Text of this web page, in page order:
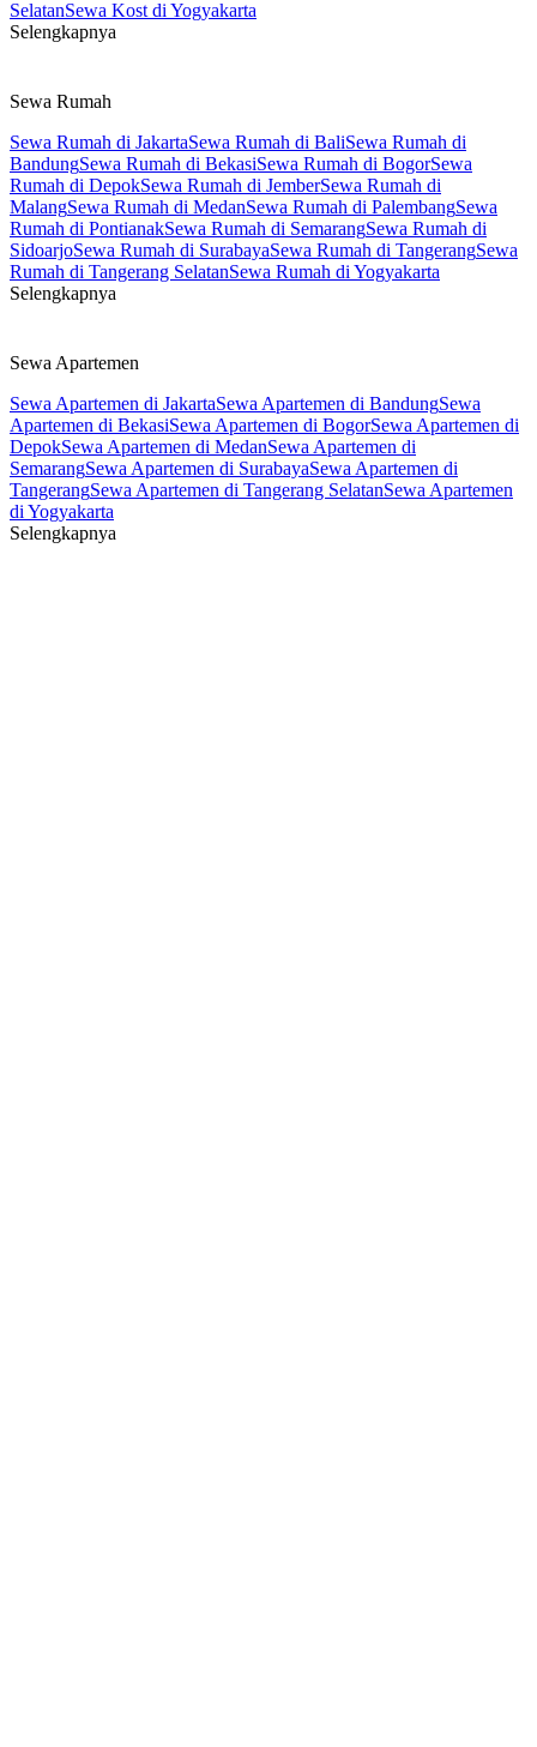
SelatanSewa Kost di Yogyakarta
Selengkapnya
Sewa Rumah
Sewa Rumah di JakartaSewa Rumah di BaliSewa Rumah di
BandungSewa Rumah di BekasiSewa Rumah di BogorSewa
Rumah di DepokSewa Rumah di JemberSewa Rumah di
MalangSewa Rumah di MedanSewa Rumah di PalembangSewa
Rumah di PontianakSewa Rumah di SemarangSewa Rumah di
SidoarjoSewa Rumah di SurabayaSewa Rumah di TangerangSewa
Rumah di Tangerang SelatanSewa Rumah di Yogyakarta
Selengkapnya
Sewa Apartemen
Sewa Apartemen di JakartaSewa Apartemen di BandungSewa
Apartemen di BekasiSewa Apartemen di BogorSewa Apartemen di
DepokSewa Apartemen di MedanSewa Apartemen di
SemarangSewa Apartemen di SurabayaSewa Apartemen di
TangerangSewa Apartemen di Tangerang SelatanSewa Apartemen
di Yogyakarta
Selengkapnya